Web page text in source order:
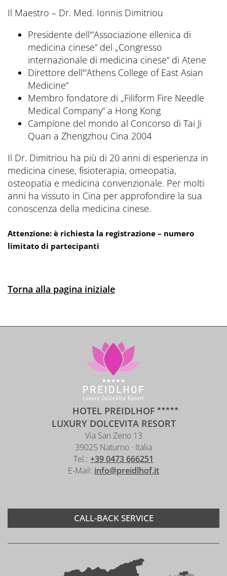
Il Maestro – Dr. Med. Ionnis Dimitriou
Presidente dell'“Associazione ellenica di
medicina cinese“ del „Congresso
internazionale di medicina cinese“ di Atene
Direttore dell'“Athens College of East Asian
Medicine“
Membro fondatore di „Filiform Fire Needle
Medical Company“ a Hong Kong
Campione del mondo al Concorso di Tai Ji
Quan a Zhengzhou Cina 2004
Il Dr. Dimitriou ha più di 20 anni di esperienza in
medicina cinese, fisioterapia, omeopatia,
osteopatia e medicina convenzionale. Per molti
anni ha vissuto in Cina per approfondire la sua
conoscenza della medicina cinese.
Attenzione: è richiesta la registrazione – numero
limitato di partecipanti
Torna alla pagina iniziale
HOTEL PREIDLHOF
LUXURY DOLCEVITA RESORT
Via San Zeno 13
39025 Naturno · Italia
Tel.: +39 0473 666251
E-Mail: info@preidlhof.it
CALL-BACK SERVICE